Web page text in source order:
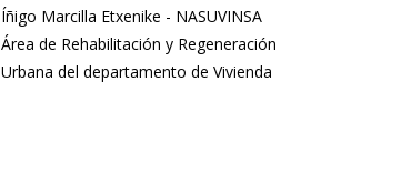
Íñigo Marcilla Etxenike - NASUVINSA
Área de Rehabilitación y Regeneración
Urbana del departamento de Vivienda